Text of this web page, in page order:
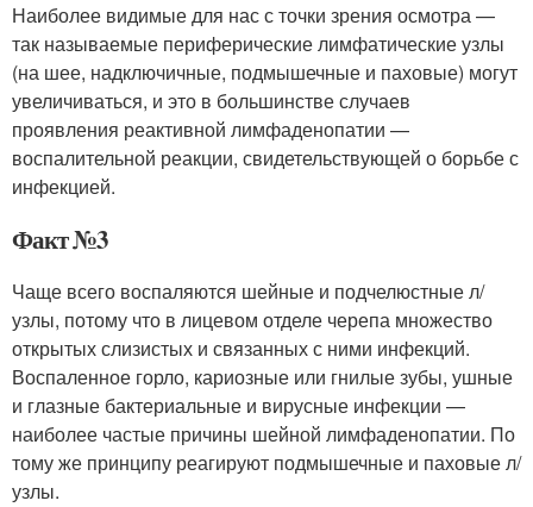
Наиболее видимые для нас с точки зрения осмотра —
так называемые периферические лимфатические узлы
(на шее, надключичные, подмышечные и паховые) могут
увеличиваться, и это в большинстве случаев
проявления реактивной лимфаденопатии —
воспалительной реакции, свидетельствующей о борьбе с
инфекцией.
Факт №3
Чаще всего воспаляются шейные и подчелюстные л/
узлы, потому что в лицевом отделе черепа множество
открытых слизистых и связанных с ними инфекций.
Воспаленное горло, кариозные или гнилые зубы, ушные
и глазные бактериальные и вирусные инфекции —
наиболее частые причины шейной лимфаденопатии. По
тому же принципу реагируют подмышечные и паховые л/
узлы.